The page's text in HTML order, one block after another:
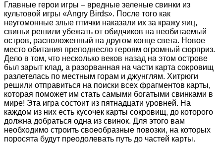
Главные герои игры – вредные зеленые свинки из
культовой игры «Angry Birds». После того как
неугомонные злые птички наказали их за кражу яиц,
свиньи решили убежать от обидчиков на необитаемый
остров, расположенный на другом конце света. Новое
место обитания преподнесло героям огромный сюрприз.
Дело в том, что несколько веков назад на этом острове
был зарыт клад, а разорванная на части карта сокровищ
разлетелась по местным горам и джунглям. Хитрюги
решили отправиться на поиски всех фрагментов карты,
которая поможет им стать самыми богатыми свинками в
мире! Эта игра состоит из пятнадцати уровней. На
каждом из них есть кусочек карты сокровищ, до которого
должна добраться одна из свинок. Для этого вам
необходимо строить своеобразные повозки, на которых
поросята будут преодолевать путь до частей карты.